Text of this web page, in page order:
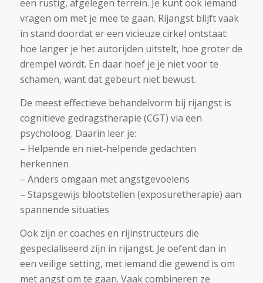
een rustig, afgelegen terrein. Je kunt ook iemand
vragen om met je mee te gaan. Rijangst blijft vaak
in stand doordat er een vicieuze cirkel ontstaat:
hoe langer je het autorijden uitstelt, hoe groter de
drempel wordt. En daar hoef je je niet voor te
schamen, want dat gebeurt niet bewust.
De meest effectieve behandelvorm bij rijangst is
cognitieve gedragstherapie (CGT) via een
psycholoog. Daarin leer je:
– Helpende en niet-helpende gedachten
herkennen
– Anders omgaan met angstgevoelens
– Stapsgewijs blootstellen (exposuretherapie) aan
spannende situaties
Ook zijn er coaches en rijinstructeurs die
gespecialiseerd zijn in rijangst. Je oefent dan in
een veilige setting, met iemand die gewend is om
met angst om te gaan. Vaak combineren ze